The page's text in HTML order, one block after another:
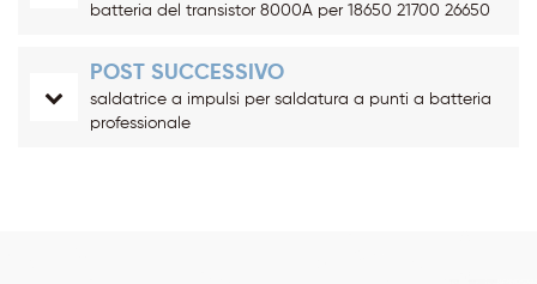
batteria del transistor 8000A per 18650 21700 26650
POST SUCCESSIVO
saldatrice a impulsi per saldatura a punti a batteria
professionale